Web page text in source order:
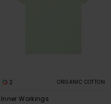
2 ORGANIC COTTON
Inner Workings